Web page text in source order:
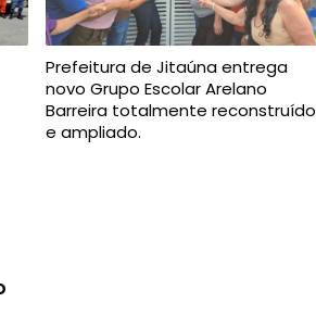
Prefeitura de Jitaúna entrega
novo Grupo Escolar Arelano
Barreira totalmente reconstruído
e ampliado.